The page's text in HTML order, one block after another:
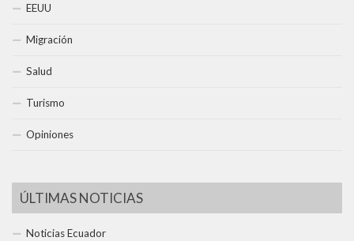
EEUU
Migración
Salud
Turismo
Opiniones
ÚLTIMAS NOTICIAS
Noticias Ecuador